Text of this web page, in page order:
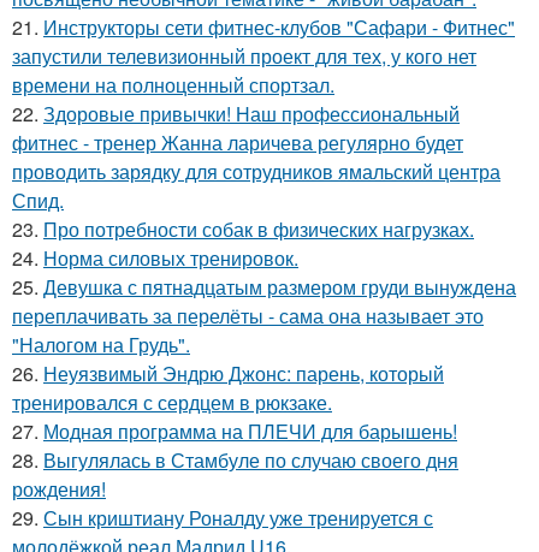
21. Инструкторы сети фитнес-клубов "Сафари - Фитнес"
запустили телевизионный проект для тех, у кого нет
времени на полноценный спортзал.
22. Здоровые привычки! Наш профессиональный
фитнес - тренер Жанна ларичева регулярно будет
проводить зарядку для сотрудников ямальский центра
Спид.
23. Про потребности собак в физических нагрузках.
24. Норма силовых тренировок.
25. Девушка с пятнадцатым размером груди вынуждена
переплачивать за перелёты - сама она называет это
"Налогом на Грудь".
26. Неуязвимый Эндрю Джонс: парень, который
тренировался с сердцем в рюкзаке.
27. Модная программа на ПЛЕЧИ для барышень!
28. Выгулялась в Стамбуле по случаю своего дня
рождения!
29. Сын криштиану Роналду уже тренируется с
молодёжкой реал Мадрид U16.